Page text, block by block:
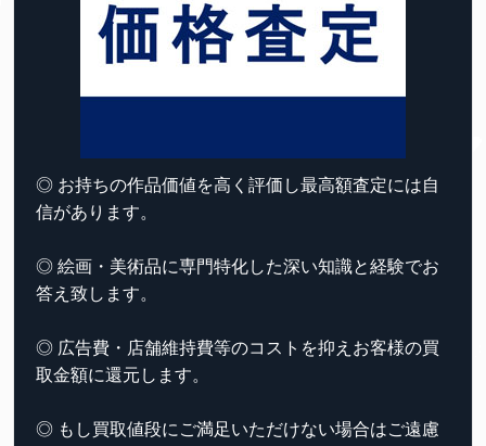
◎ お持ちの作品価値を高く評価し最高額査定には自
信があります。
◎ 絵画・美術品に専門特化した深い知識と経験でお
答え致します。
◎ 広告費・店舗維持費等のコストを抑えお客様の買
取金額に還元します。
◎ もし買取値段にご満足いただけない場合はご遠慮